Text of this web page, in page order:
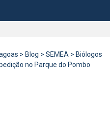
> Blog > SEMEA > Biólogos
no Parque do Pombo